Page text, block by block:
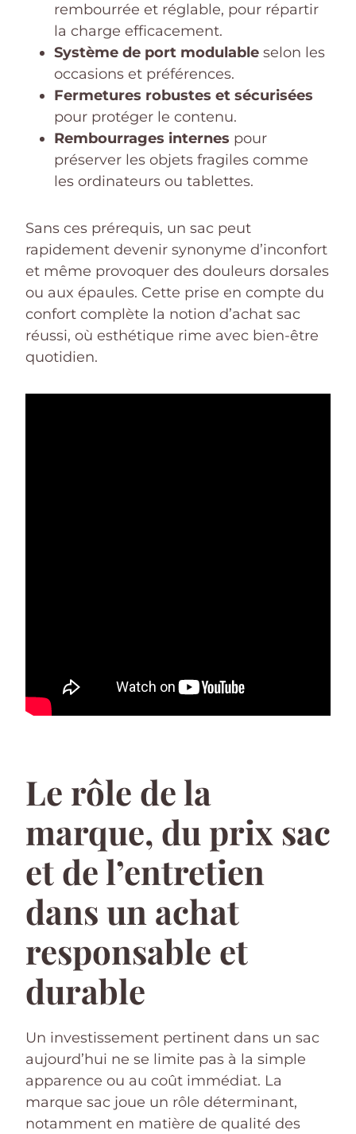
rembourrée et réglable, pour répartir
la charge efficacement.
Système de port modulable selon les
occasions et préférences.
Fermetures robustes et sécurisées
pour protéger le contenu.
Rembourrages internes pour
préserver les objets fragiles comme
les ordinateurs ou tablettes.
Sans ces prérequis, un sac peut
rapidement devenir synonyme d’inconfort
et même provoquer des douleurs dorsales
ou aux épaules. Cette prise en compte du
confort complète la notion d’achat sac
réussi, où esthétique rime avec bien-être
quotidien.
Le rôle de la
marque, du prix sac
et de l’entretien
dans un achat
responsable et
durable
Un investissement pertinent dans un sac
aujourd’hui ne se limite pas à la simple
apparence ou au coût immédiat. La
marque sac joue un rôle déterminant,
notamment en matière de qualité des